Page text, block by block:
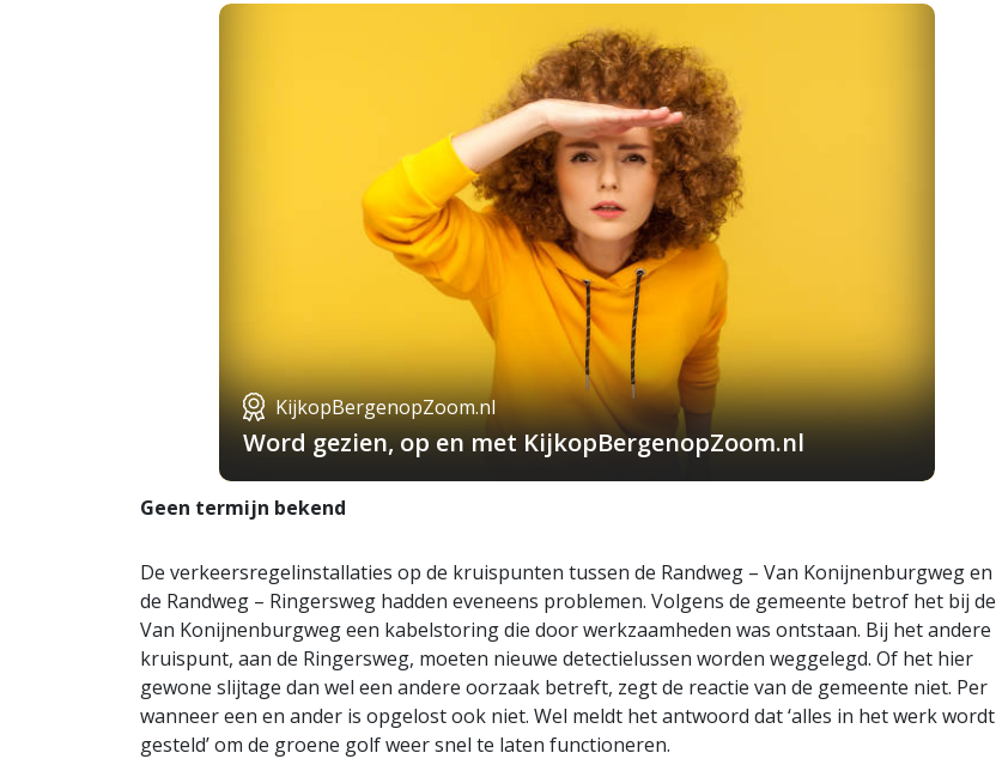
KijkopBergenopZoom.nl
Word gezien, op en met KijkopBergenopZoom.nl
Geen termijn bekend
De verkeersregelinstallaties op de kruispunten tussen de Randweg – Van Konijnenburgweg en
de Randweg – Ringersweg hadden eveneens problemen. Volgens de gemeente betrof het bij de
Van Konijnenburgweg een kabelstoring die door werkzaamheden was ontstaan. Bij het andere
kruispunt, aan de Ringersweg, moeten nieuwe detectielussen worden weggelegd. Of het hier
gewone slijtage dan wel een andere oorzaak betreft, zegt de reactie van de gemeente niet. Per
wanneer een en ander is opgelost ook niet. Wel meldt het antwoord dat ‘alles in het werk wordt
gesteld’ om de groene golf weer snel te laten functioneren.